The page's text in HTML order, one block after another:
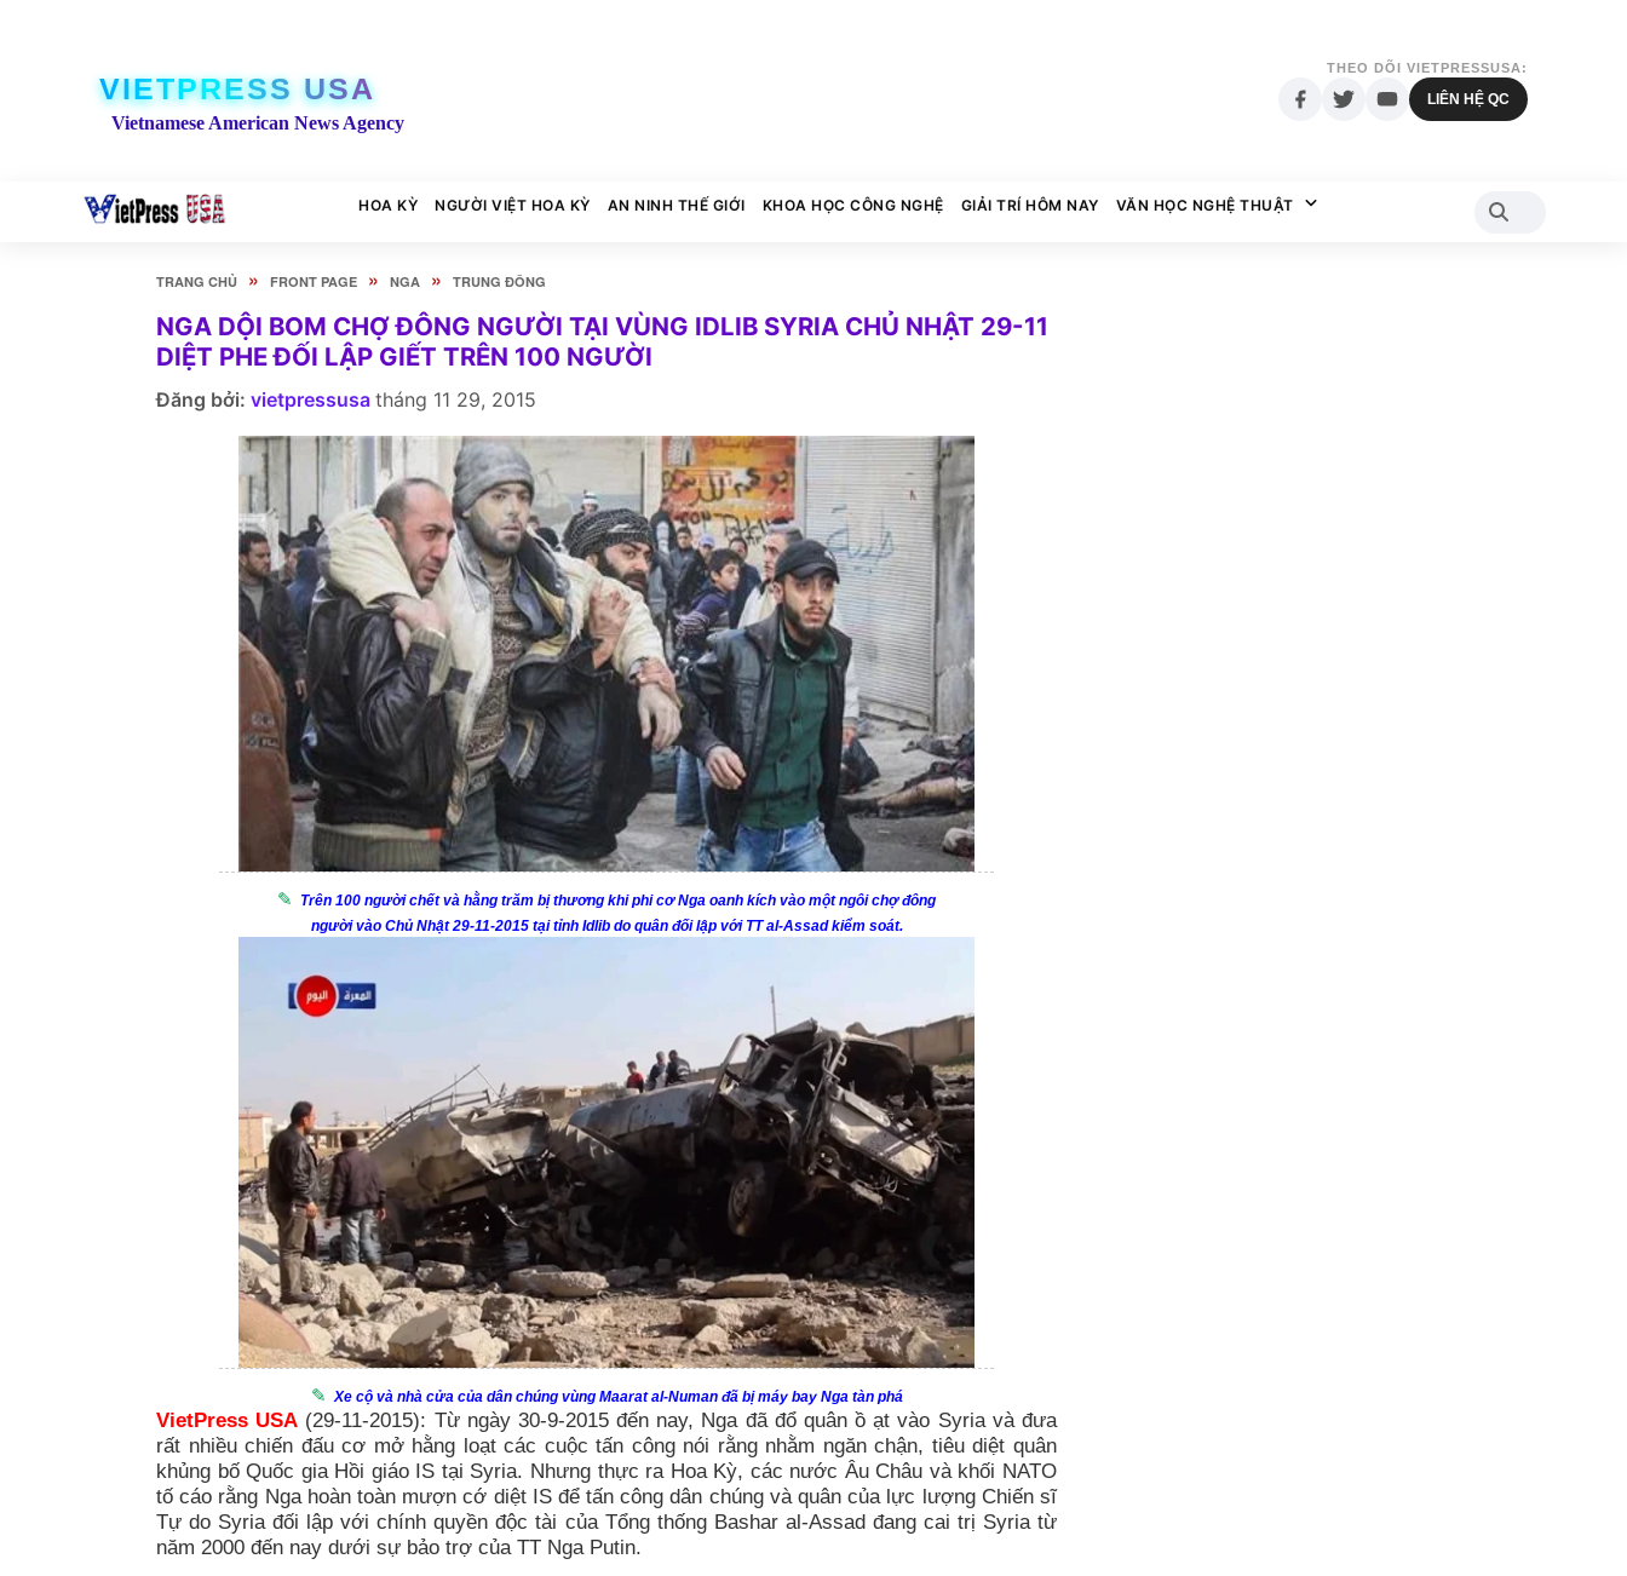
VIETPRESS USA
Vietnamese American News Agency
THEO DÕI VIETPRESSUSA:
LIÊN HỆ QC
HOA KỲ NGƯỜI VIỆT HOA KỲ AN NINH THẾ GIỚI KHOA HỌC CÔNG NGHỆ GIẢI TRÍ HÔM NAY VĂN HỌC NGHỆ THUẬT
TRANG CHỦ » FRONT PAGE » NGA » TRUNG ĐÔNG
NGA DỘI BOM CHỢ ĐÔNG NGƯỜI TẠI VÙNG IDLIB SYRIA CHỦ NHẬT 29-11
DIỆT PHE ĐỐI LẬP GIẾT TRÊN 100 NGƯỜI
Đăng bởi: vietpressusa tháng 11 29, 2015
Trên 100 người chết và hằng trăm bị thương khi phi cơ Nga oanh kích vào một ngôi chợ đông
người vào Chủ Nhật 29-11-2015 tại tỉnh Idlib do quân đối lập với TT al-Assad kiểm soát.
Xe cộ và nhà cửa của dân chúng vùng Maarat al-Numanđã bị máy bay Nga tàn phá
VietPress USA (29-11-2015): Từ ngày 30-9-2015 đến nay, Nga đã đổ quân ồ ạt vào Syria và đưa
rất nhiều chiến đấu cơ mở hằng loạt các cuộc tấn công nói rằng nhằm ngăn chận, tiêu diệt quân
khủng bố Quốc gia Hồi giáo IS tại Syria. Nhưng thực ra Hoa Kỳ, các nước Âu Châu và khối NATO
tố cáo rằng Nga hoàn toàn mượn cớ diệt IS để tấn công dân chúng và quân của lực lượng Chiến sĩ
Tự do Syria đối lập với chính quyền độc tài của Tổng thống Bashar al-Assad đang cai trị Syria từ
năm 2000 đến nay dưới sự bảo trợ của TT Nga Putin.